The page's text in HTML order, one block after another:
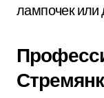
лампочек или